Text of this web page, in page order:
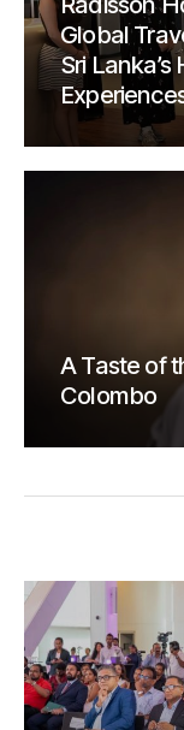
Global
Sri
A Taste of
Colombo